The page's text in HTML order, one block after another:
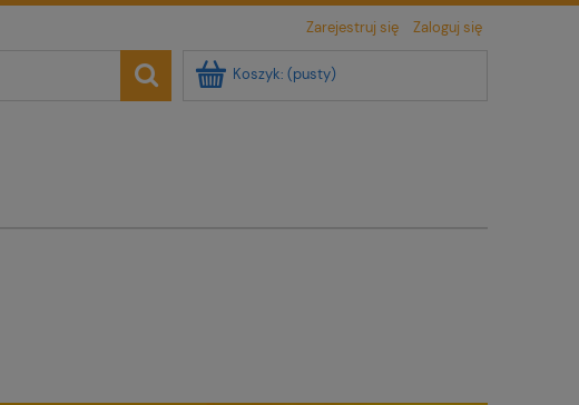
Zarejestruj się Zaloguj się
Koszyk: (pusty)